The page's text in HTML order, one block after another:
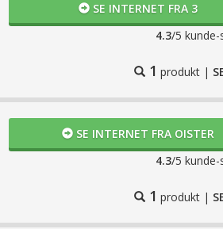
og hurtige svartider.
SE INTERNET FRA 3
4.3/5 kunde-
1 produkt |
SE INTERNET FRA OISTER
4.3/5 kunde-
1 produkt |